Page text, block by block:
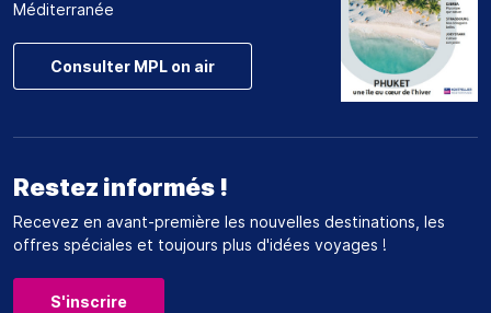
Méditerranée
Consulter MPL on air
Restez informés !
Recevez en avant-première les nouvelles destinations, les
offres spéciales et toujours plus d'idées voyages !
S'inscrire